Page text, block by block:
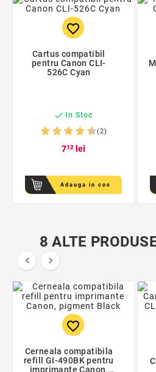
favorite_border
Cartus compatibil
pentru Canon CLI-
526C Cyan
 In Stoc
(2)
712lei
Adauga in cos
8 ALTE
 
favorite_border
Cerneala compatibila
refill GI-490BK pentru
imprimante Canon,